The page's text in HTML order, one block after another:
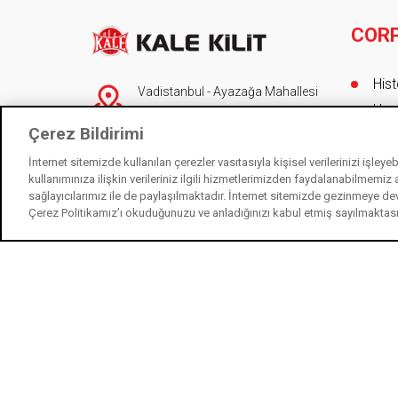
Vadistanbul - Ayazağa Mahallesi
Cendere Caddesi No 109-F/1-E
Blok 34396 Sarıyer/İstanbul
90 (212) 705 80 00(pbx)
444 0 243- 0850 250 1 243
Çerez Bildirimi
İnternet sitemizde kullanılan çerezler vasıtasıyla kişisel verilerinizi
kullanımınıza ilişkin verileriniz ilgili hizmetlerimizden faydalanabilmemiz
sağlayıcılarımız ile de paylaşılmaktadır. İnternet sitemizde gezinmeye
Çerez Politikamız’ı okuduğunuzu ve anladığınızı kabul etmiş